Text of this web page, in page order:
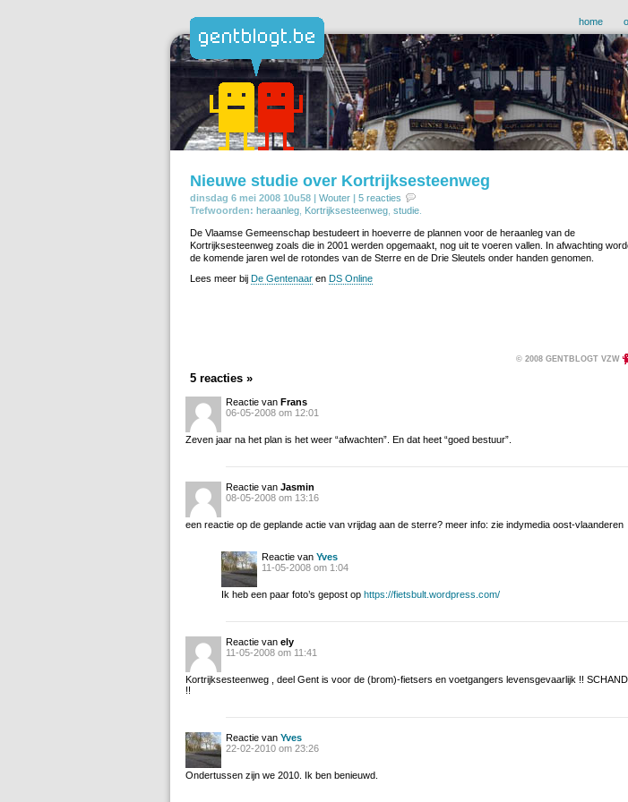
home
Nieuwe studie over Kortrijksesteenweg
dinsdag 6 mei 2008 10u58 | Wouter | 5 reacties
Trefwoorden: heraanleg Kortrijksesteenweg studie
De Vlaamse Gemeenschap bestudeert in hoeverre de plannen voor de heraanleg van de
Kortrijksesteenweg zoals die in 2001 werden opgemaakt, nog uit te voeren vallen. In afwachting
de komende jaren wel de rotondes van de Sterre en de Drie Sleutels onder handen genomen.
Lees meer bij De Gentenaar en DS Online
© 2008 GENTBLOGT VZW
5 reacties »
Reactie van Frans
06-05-2008 om 12:01
Zeven jaar na het plan is het weer “afwachten”. En dat heet “goed bestuur”.
Reactie van Jasmin
08-05-2008 om 13:16
een reactie op de geplande actie van vrijdag aan de sterre? meer info: zie indymedia oost-vlaanderen
Reactie van Yves
11-05-2008 om 1:04
Ik heb een paar foto’s gepost op https://fietsbult.wordpress.com/
Reactie van ely
11-05-2008 om 11:41
Kortrijksesteenweg , deel Gent is voor de (brom)-fietsers en voetgangers levensgevaarlijk !!
!!
Reactie van Yves
22-02-2010 om 23:26
Ondertussen zijn we 2010. Ik ben benieuwd.